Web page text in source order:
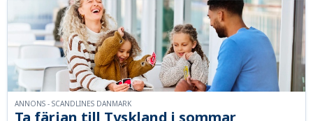
ANNONS - SCANDLINES DANMARK